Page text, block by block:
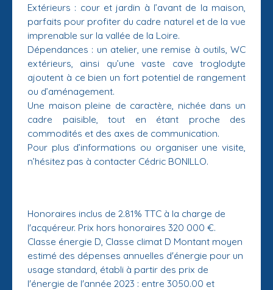
Extérieurs : cour et jardin à l’avant de la maison,
parfaits pour profiter du cadre naturel et de la vue
imprenable sur la vallée de la Loire.
Dépendances : un atelier, une remise à outils, WC
extérieurs, ainsi qu’une vaste cave troglodyte
ajoutent à ce bien un fort potentiel de rangement
ou d’aménagement.
Une maison pleine de caractère, nichée dans un
cadre paisible, tout en étant proche des
commodités et des axes de communication.
Pour plus d’informations ou organiser une visite,
n’hésitez pas à contacter Cédric BONILLO.
Honoraires inclus de 2.81% TTC à la charge de
l'acquéreur. Prix hors honoraires 320 000 €.
Classe énergie D, Classe climat D Montant moyen
estimé des dépenses annuelles d'énergie pour un
usage standard, établi à partir des prix de
l'énergie de l'année 2023 : entre 3050.00 et